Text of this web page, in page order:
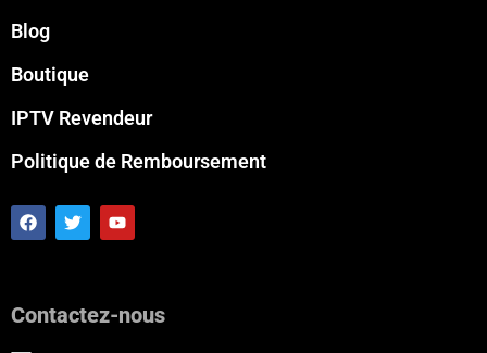
Blog
Boutique
IPTV Revendeur
Politique de Remboursement
F
a
c
o
T
w
i
r
Y
o
u
e
Contactez-nous